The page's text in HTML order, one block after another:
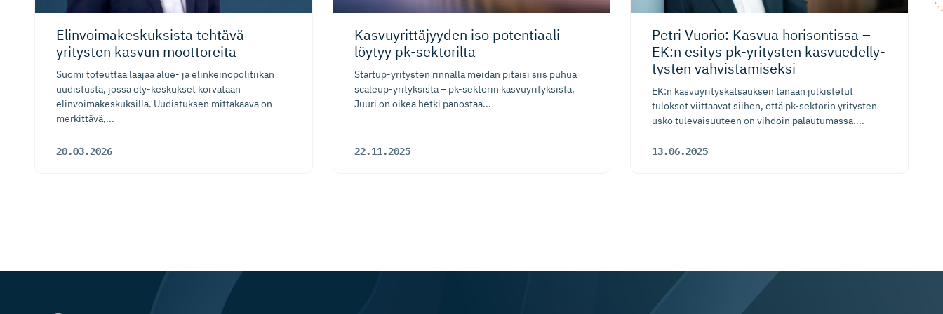
Elinvoima­kes­kuksista tehtävä
yritysten kasvun moottoreita
Suomi toteuttaa laajaa alue- ja elinkeinopolitiikan
uudistusta, jossa ely-keskukset korvataan
elinvoimakeskuksilla. Uudistuksen mittakaava on
merkittävä,...
20.03.2026
Kasvuyrit­tä­jyyden iso potentiaali
löytyy pk-sektorilta
Startup-yritysten rinnalla meidän pitäisi siis puhua
scaleup-yrityksistä – pk-sektorin kasvuyrityksistä.
Juuri on oikea hetki panostaa...
22.11.2025
Petri Vuorio: Kasvua horisontissa –
EK:n esitys pk-yritysten kasvuedel­ly­
tysten vahvistamiseksi
EK:n kasvuyrityskatsauksen tänään julkistetut
tulokset viittaavat siihen, että pk-sektorin yritysten
usko tulevaisuuteen on vihdoin palautumassa....
13.06.2025